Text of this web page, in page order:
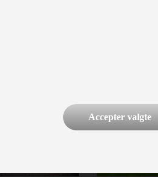
Accepter valgte